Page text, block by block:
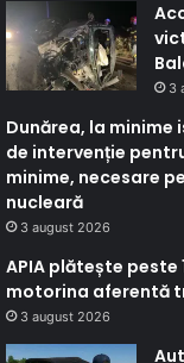
3
Dunărea, la
de intervenție
minime, necesare
nucleară
3 august 2026
APIA plătește peste
motorina aferentă
3 august 2026